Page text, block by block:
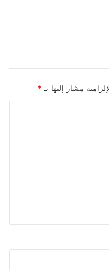
مشار إليها بـ *